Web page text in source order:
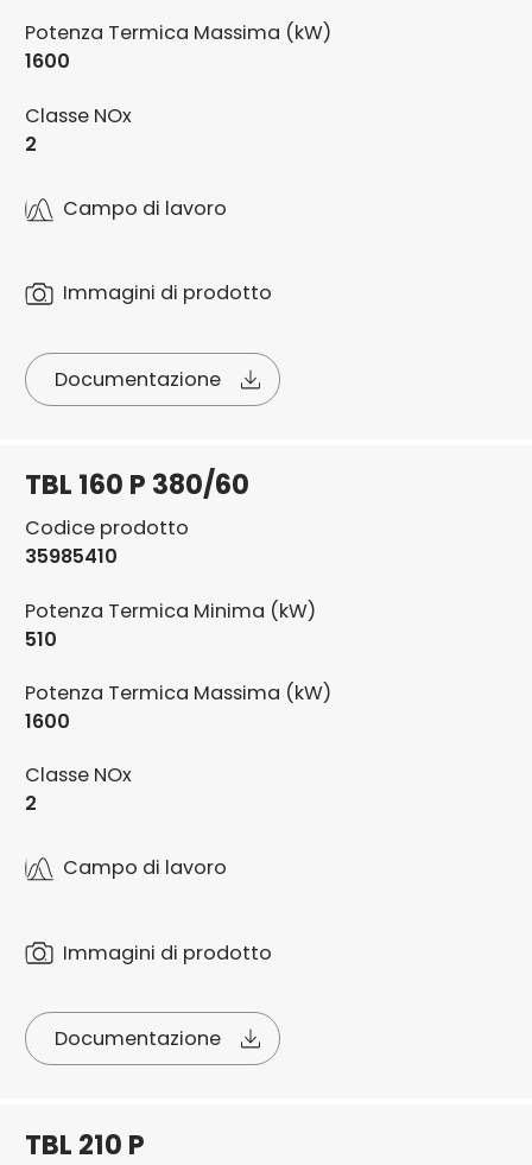
Potenza Termica Massima (kW)
1600
Classe NOx
2
Campo di lavoro
Immagini di prodotto
Documentazione
TBL 160 P 380/60
Codice prodotto
35985410
Potenza Termica Minima (kW)
510
Potenza Termica Massima (kW)
1600
Classe NOx
2
Campo di lavoro
Immagini di prodotto
Documentazione
TBL 210 P